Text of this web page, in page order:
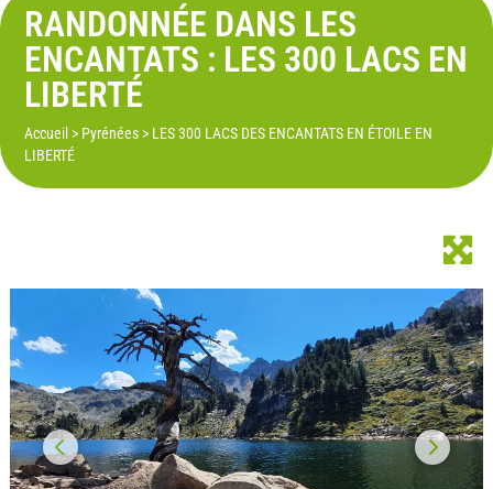
RANDONNÉE DANS LES
ENCANTATS : LES 300 LACS EN
LIBERTÉ
Accueil > Pyrénées > LES 300 LACS DES ENCANTATS EN ÉTOILE EN
LIBERTÉ